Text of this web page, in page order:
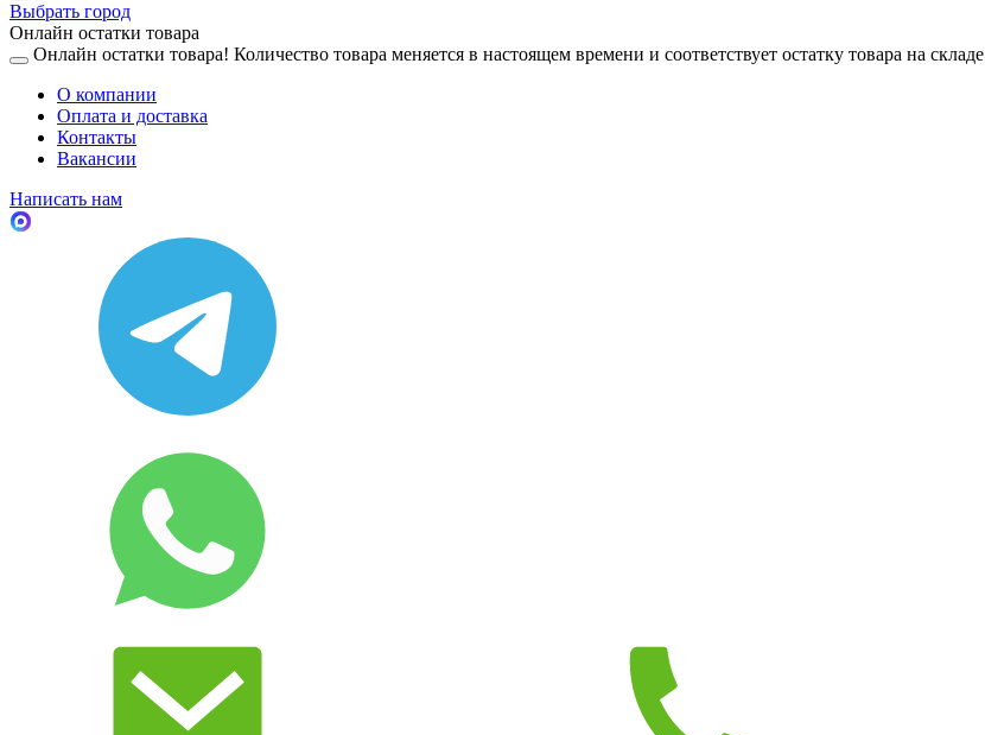
Выбрать город
Онлайн остатки товара
Онлайн остатки товара! Количество товара меняется в настоящем времени и соответствует остатку товара на складе
О компании
Оплата и доставка
Контакты
Вакансии
Написать нам